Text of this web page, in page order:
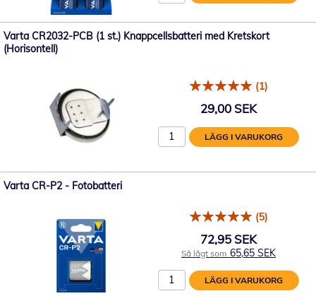
Varta CR2032-PCB (1 st.) Knappcellsbatteri med Kretskort
(Horisontell)
(1)
29,00 SEK
LÄGG I VARUKORG
Varta CR-P2 - Fotobatteri
(5)
72,95 SEK
Så lågt som 65,65 SEK
LÄGG I VARUKORG